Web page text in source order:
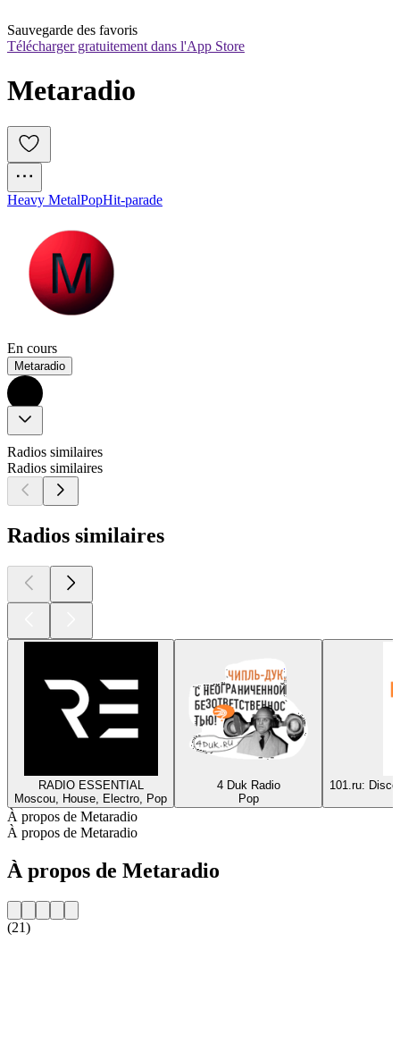
Sauvegarde des favoris
Télécharger gratuitement dans l'App Store
Metaradio
Heavy MetalPopHit-parade
En cours
Metaradio
Radios similaires
Radios similaires
Radios similaires
RADIO ESSENTIAL
Moscou, House, Electro, Pop
4 Duk Radio
Pop
101.ru:
À propos de Metaradio
À propos de Metaradio
À propos de Metaradio
(21)